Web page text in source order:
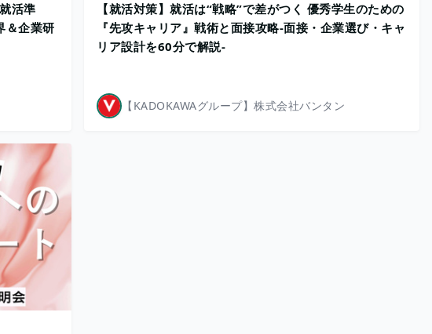
活準
＆企業研
【就活対策】就活は“戦略”で差がつく 優秀学生のための
『先攻キャリア』戦術と面接攻略‐面接・企業選び・キャ
リア設計を60分で解説‐
【KADOKAWAグループ】株式会社バンタン